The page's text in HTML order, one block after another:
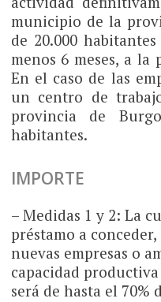
municipio de la
de 20.000
menos 6 meses, a la
En el caso de las
un centro de
provincia de
habitantes.
IMPORTE
– Medidas 1 y 2: La
préstamo a
nuevas empresas o
capacidad
será de hasta el